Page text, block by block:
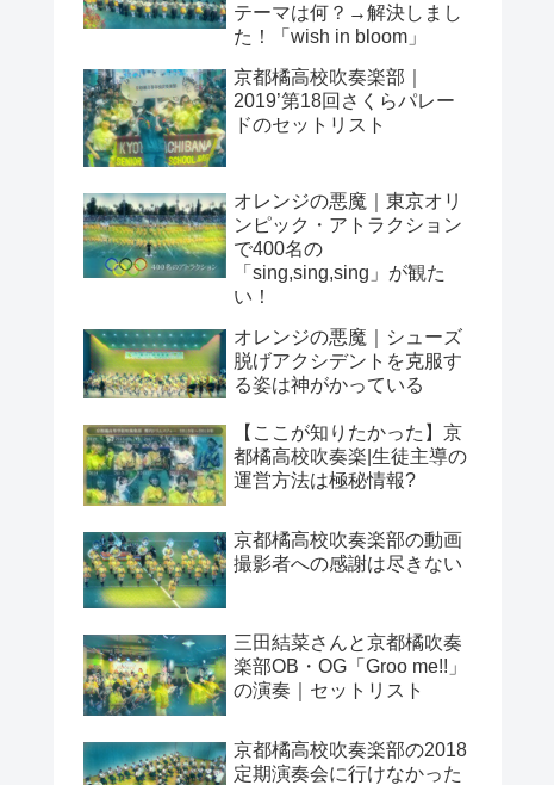
テーマは何？→解決しまし
た！「wish in bloom」
京都橘高校吹奏楽部｜
2019’第18回さくらパレー
ドのセットリスト
オレンジの悪魔｜東京オリ
ンピック・アトラクション
で400名の
「sing,sing,sing」が観た
い！
オレンジの悪魔｜シューズ
脱げアクシデントを克服す
る姿は神がかっている
【ここが知りたかった】京
都橘高校吹奏楽|生徒主導の
運営方法は極秘情報?
京都橘高校吹奏楽部の動画
撮影者への感謝は尽きない
三田結菜さんと京都橘吹奏
楽部OB・OG「Groo me!!」
の演奏｜セットリスト
京都橘高校吹奏楽部の2018
定期演奏会に行けなかった